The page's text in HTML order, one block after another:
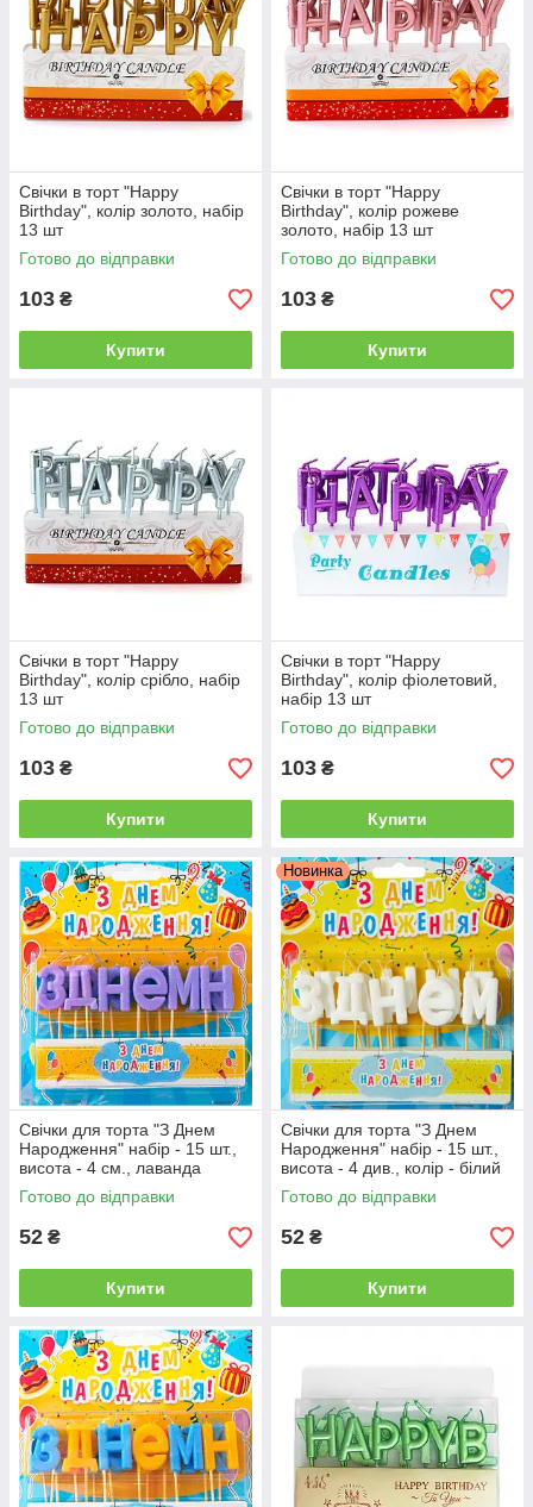
Свічки в торт "Happy
Birthday", колір золото, набір
13 шт
Готово до відправки
103 ₴
Купити
Свічки в торт "Happy
Birthday", колір рожеве
золото, набір 13 шт
Готово до відправки
103 ₴
Купити
Свічки в торт "Happy
Birthday", колір срібло, набір
13 шт
Готово до відправки
103 ₴
Купити
Свічки в торт "Happy
Birthday", колір фіолетовий,
набір 13 шт
Готово до відправки
103 ₴
Купити
Свічки для торта "З Днем
Народження" набір - 15 шт.,
висота - 4 см., лаванда
Готово до відправки
52 ₴
Купити
Новинка
Свічки для торта "З Днем
Народження" набір - 15 шт.,
висота - 4 див., колір - білий
Готово до відправки
52 ₴
Купити